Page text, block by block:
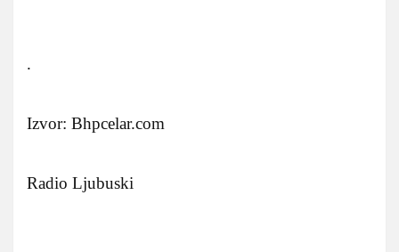
.
Izvor: Bhpcelar.com
Radio Ljubuski